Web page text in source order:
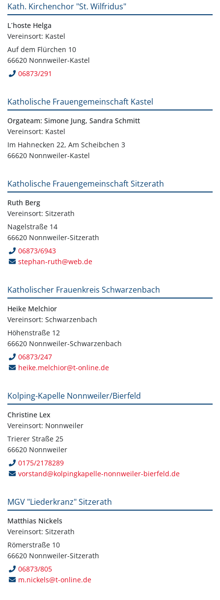
Kath. Kirchenchor "St. Wilfridus"
L´hoste Helga
Vereinsort: Kastel
Auf dem Flürchen 10
66620 Nonnweiler-Kastel
06873/291
Katholische Frauengemeinschaft Kastel
Orgateam: Simone Jung, Sandra Schmitt
Vereinsort: Kastel
Im Hahnecken 22, Am Scheibchen 3
66620 Nonnweiler-Kastel
Katholische Frauengemeinschaft Sitzerath
Ruth Berg
Vereinsort: Sitzerath
Nagelstraße 14
66620 Nonnweiler-Sitzerath
06873/6943
stephan-ruth@web.de
Katholischer Frauenkreis Schwarzenbach
Heike Melchior
Vereinsort: Schwarzenbach
Höhenstraße 12
66620 Nonnweiler-Schwarzenbach
06873/247
heike.melchior@t-online.de
Kolping-Kapelle Nonnweiler/Bierfeld
Christine Lex
Vereinsort: Nonnweiler
Trierer Straße 25
66620 Nonnweiler
0175/2178289
vorstand@kolpingkapelle-nonnweiler-bierfeld.de
MGV "Liederkranz" Sitzerath
Matthias Nickels
Vereinsort: Sitzerath
Römerstraße 10
66620 Nonnweiler-Sitzerath
06873/805
m.nickels@t-online.de